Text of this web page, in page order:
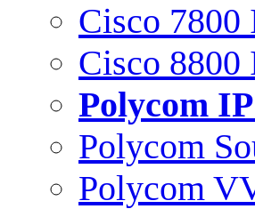
Cisco 7800
Cisco 8800
Polycom
Polycom
Polycom